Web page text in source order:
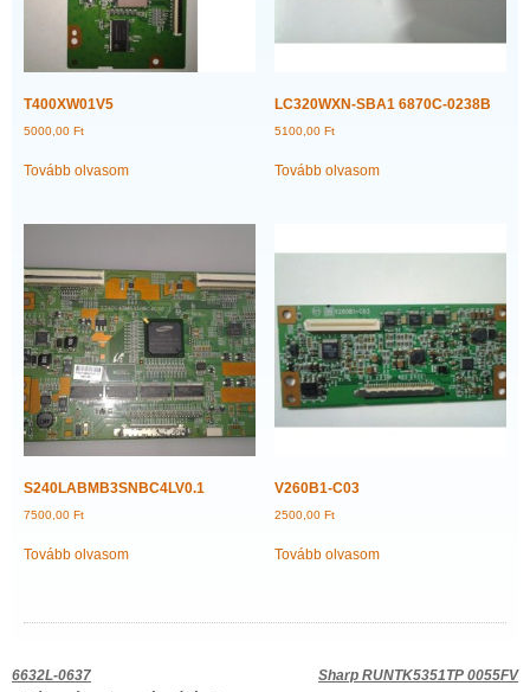
T400XW01V5
5000,00 Ft
Tovább olvasom
LC320WXN-SBA1 6870C-0238B
5100,00Ft
Tovább olvasom
S240LABMB3SNBC4LV0.1
7500,00 Ft
Tovább olvasom
V260B1-C03
2500,00Ft
Tovább olvasom
Bejegyzés
6632L-0637 Sharp RUNTK5351TP 0055FV